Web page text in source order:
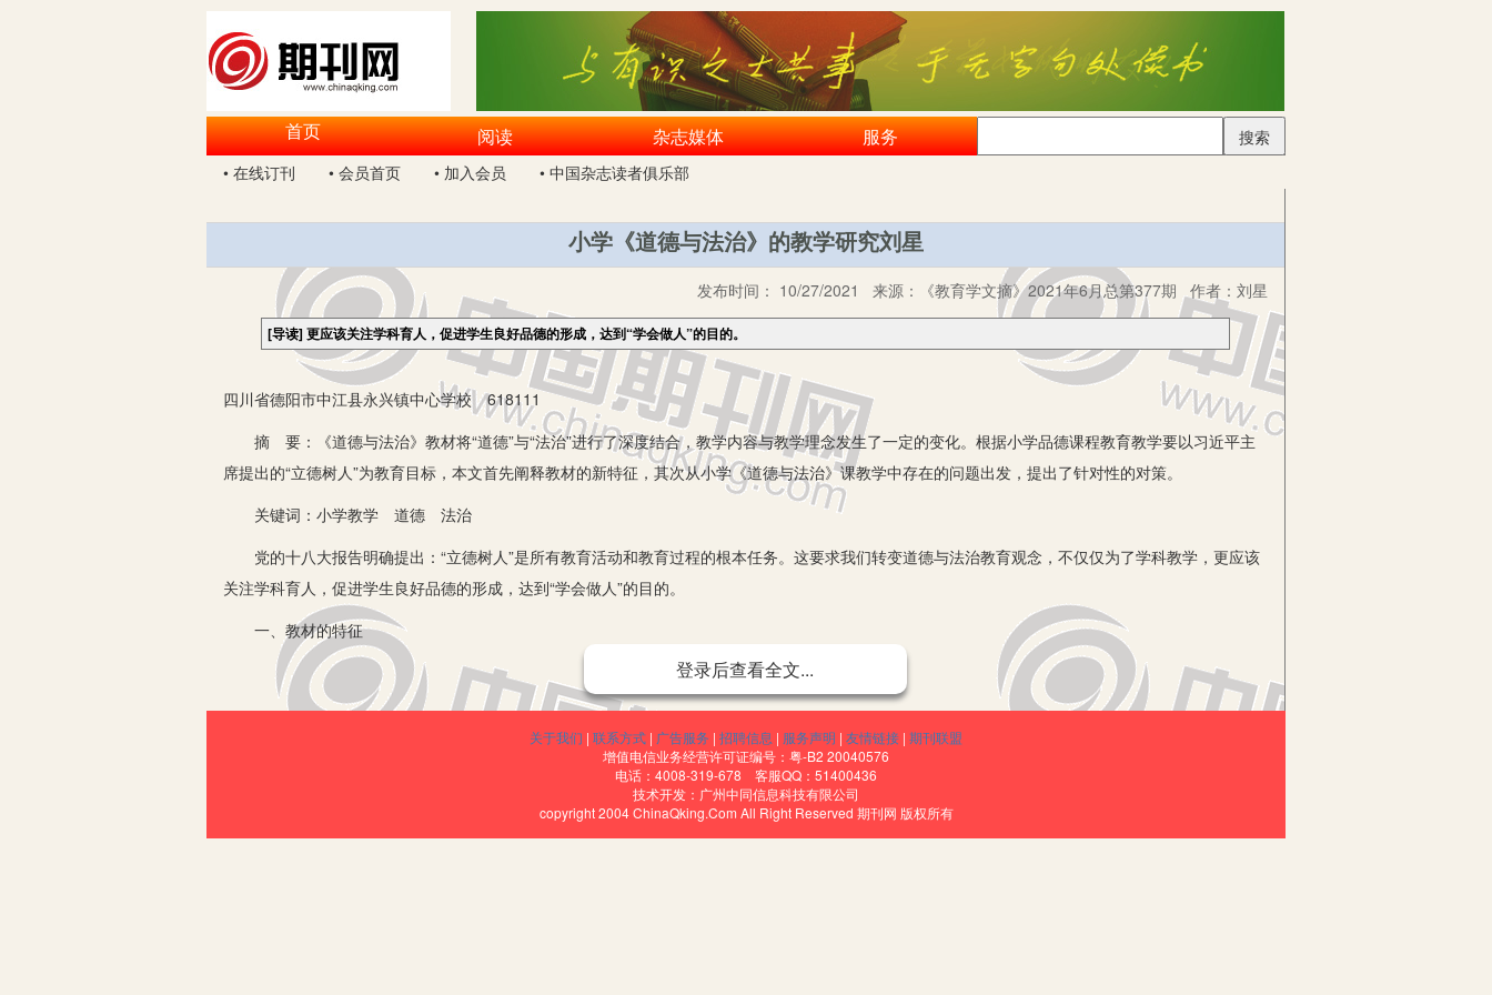
首页 阅读 杂志媒体 服务
搜索
• 在线订刊
• 会员首页 • 加入会员 • 中国杂志读者俱乐部
小学《道德与法治》的教学研究刘星
发布时间： 10/27/2021 来源： 《教育学文摘》2021年6月总第377期 作者： 刘星
[导读]更应该关注学科育人，促进学生良好品德的形成，达到“学会做人”的目的。
四川省德阳市中江县永兴镇中心学校 618111
摘 要：《道德与法治》教材将“道德”与“法治”进行了深度结合，教学内容与教学理念发生了一定的变化。根据小学品德课程教育教学要以习近平主
席提出的“立德树人”为教育目标，本文首先阐释教材的新特征，其次从小学《道德与法治》课教学中存在的问题出发，提出了针对性的对策。
关键词：小学教学 道德 法治
党的十八大报告明确提出：“立德树人”是所有教育活动和教育过程的根本任务。这要求我们转变道德与法治教育观念，不仅仅为了学科教学，更应该
关注学科育人，促进学生良好品德的形成，达到“学会做人”的目的。
一、教材的特征
1.教材体现法治理念。教材更名为《道德与法治》，将法治教育提到与道德教育并重的地位，是为了突出法治教育在小学思想品德课中的地位。党的
十八大四中全会提出：“法律和道德相辅相成、法治和德治相得益彰。”一方面，法律是建立在道德的基础之上的。学生对法治的认同是建立在对道德价值
的认同的基础上，对法律的遵守也是以思想道德素养的提升为基础的；另一方面，法律是道德的底线，也是道德的保障。违背了道德不一定触犯法律，但
触犯法律肯定就违背了道德，为了促进社会德行发展，需要法治作后盾。
2.教材以生活原型为基础。《道德与法治》课程是以儿童的生活原型为基础的课程。它与以学科知识为基础建构的课程不同，摒弃了以“以知识为
本”的理念，体现了“以人为本”的价值取向。这门课是教育学生学会做人、培养学生的良好品德为出发点。因此，它就要遵循儿童的生活逻辑，以儿童的现
登录后查看全文...
关于我们 | 联系方式 | 广告服务 | 招聘信息 | 服务声明 | 友情链接 | 期刊联盟
增值电信业务经营许可证编号：粤-B2 20040576
电话：4008-319-678 客服QQ：51400436
技术开发：广州中同信息科技有限公司
copyright 2004 ChinaQking.Com All Right Reserved 期刊网 版权所有